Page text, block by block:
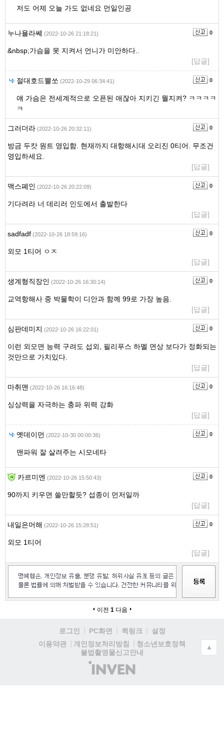
저도 어제 오늘 가도 없네요 먼일인공
누나욜라쎄 (2022-10-26 21:18:21) 0
&nbsp;가슴을 못 지켜서 언니가 미안하다..
[답글]
절대호드뿔쏘 (2022-10-29 06:34:41) 0
얘 가슴은 전세계적으로 오픈된 애잖아 지키긴 뭘지켜? ㅋㅋㅋㅋ
ㅋ
그러더라 (2022-10-26 20:32:11) 0
방금 두캇 원트 영입함. 현재까지 대항해시대 오리진 0티어. 무조건
영입하세요.
[답글]
맥스폐인 (2022-10-26 20:22:09) 0
기다려라 너 데리러 인도에서 출발한다
[답글]
sadfadf (2022-10-26 18:59:16) 0
외모 1티어 ㅇㅈ
[답글]
생계형직장인 (2022-10-26 16:30:14) 0
교역항해사 중 박물학이 디안과 함께 99로 가장 높음.
[답글]
심판데미지 (2022-10-26 16:22:01) 0
이런 외모면 능력 구려도 섭외, 필리푸스 하멜 면상 보다가 정화되는
것만으로 가치있다.
[답글]
마취맨 (2022-10-26 16:16:48) 0
싱상력을 자극하는 충파 위력 강화
[답글]
옛데이먼 (2022-10-30 00:00:36) 0
맨파워 잘 살려주는 시모네타
카르미엔 (2022-10-26 15:50:43) 0
90까지 키우면 쓸만할듯? 섭종이 먼저일까
[답글]
내일은머해 (2022-10-26 15:28:51) 0
외모 1티어
[답글]
이전 1 다음
로그인 PC화면 퀵링크
설정
이용약관
개인정보처리방침
청소년보호정책
불법촬영물신고안내
(주)
인
▲